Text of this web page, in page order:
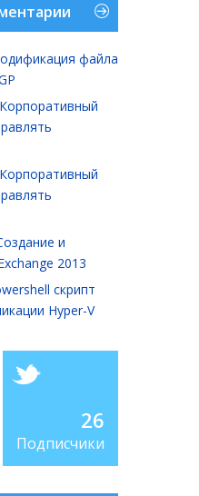
файла
Корпоративный
Корпоративный
и
2013
cкрипт
Hyper-V
26
Подписчики